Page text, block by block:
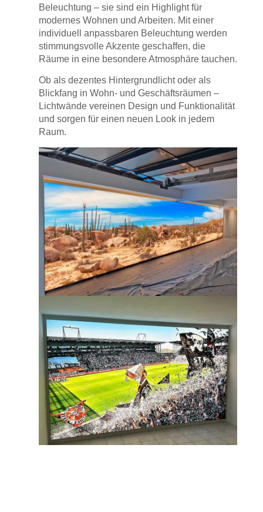
Beleuchtung – sie sind ein Highlight für
modernes Wohnen und Arbeiten. Mit einer
individuell anpassbaren Beleuchtung werden
stimmungsvolle Akzente geschaffen, die
Räume in eine besondere Atmosphäre tauchen.
Ob als dezentes Hintergrundlicht oder als
Blickfang in Wohn- und Geschäftsräumen –
Lichtwände vereinen Design und Funktionalität
und sorgen für einen neuen Look in jedem
Raum.